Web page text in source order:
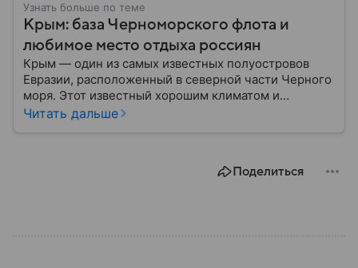
Узнать больше по теме
Крым: база Черноморского флота и
любимое место отдыха россиян
Крым — один из самых известных полуостровов
Евразии, расположенный в северной части Черного
моря. Этот известный хорошим климатом и
красивой природой регион имеет также огромное
положение сделало полуостров ключевой точкой
Читать дальше
Поделиться